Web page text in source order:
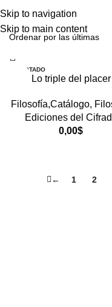
Skip to navigation
Skip to main content
AGOTADO
Lo triple del placer
Filosofía,Catálogo,
Ediciones del
0,00$
← 1 2